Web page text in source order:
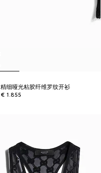
精细哑光粘胶纤维罗纹开衫
€ 1.855